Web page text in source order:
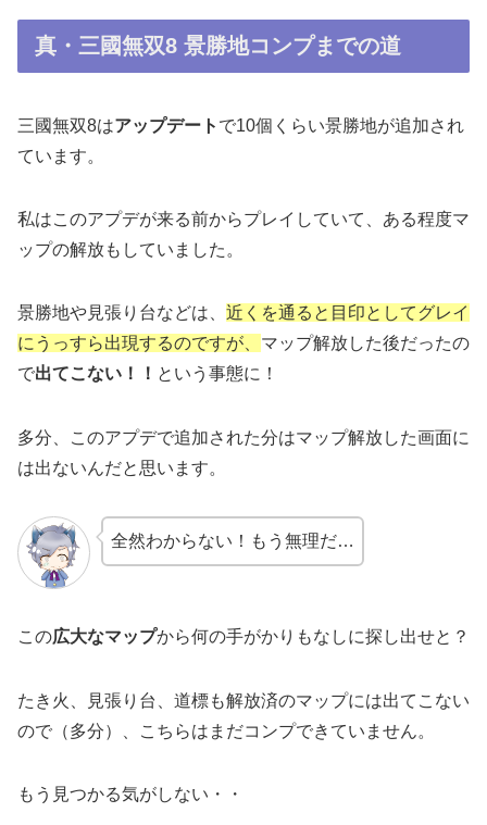
真・三國無双8 景勝地コンプまでの道
三國無双8はアップデート で10個くらい景勝地が追加され
ています。
私はこのアプデが来る前からプレイしていて、ある程度マ
ップの解放もしていました。
景勝地や見張り台などは、 近くを通ると目印としてグレイ
にうっすら出現するのですが、 マップ解放した後だったの
で出てこない！！ という事態に！
多分、このアプデで追加された分はマップ解放した画面に
は出ないんだと思います。
全然わからない！もう無理だ…
この広大なマップから何の手がかりもなしに探し出せと？
たき火、見張り台、道標も解放済のマップには出てこない
ので（多分）、こちらはまだコンプできていません。
もう見つかる気がしない・・